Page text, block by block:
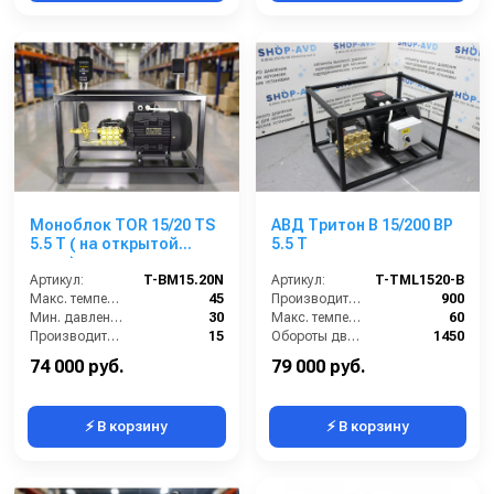
Моноблок TOR 15/20 TS
5.5 T ( на открытой
раме)
Артикул:
T-BM15.20N
Макс. температура воды (°C):
45
Мин. давление (бар):
30
Производительность (л/мин):
15
Производительность (л/ч):
74 000 руб.
⚡ В корзину
АВД Тритон B 15/200 BP
5.5 T
Артикул:
T-TML1520-В
Производительность (л/ч):
900
Макс. температура воды на входе (°C):
60
Обороты двигателя (об/мин):
1450
Электропитание (В):
79 000 руб.
⚡ В корзину